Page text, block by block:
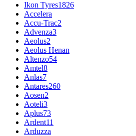
Ikon Tyres1826
Accelera
Accu-Trac2
Advenza3
Aeolus2
Aeolus Henan
Altenzo54
Amtel8
Anlas7
Antares260
Aosen2
Aoteli3
Aplus73
Ardent11
Arduzza